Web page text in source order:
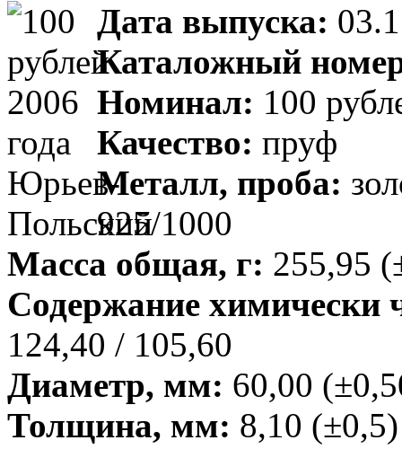
Дата выпуска:
Каталожный
Номинал: 100
Качество: пруф
Металл, проба:
925/1000
Масса общая, г: 255,95
Содержание химически
124,40 / 105,60
Диаметр, мм: 60,00
Толщина, мм: 8,10 (±0,5)